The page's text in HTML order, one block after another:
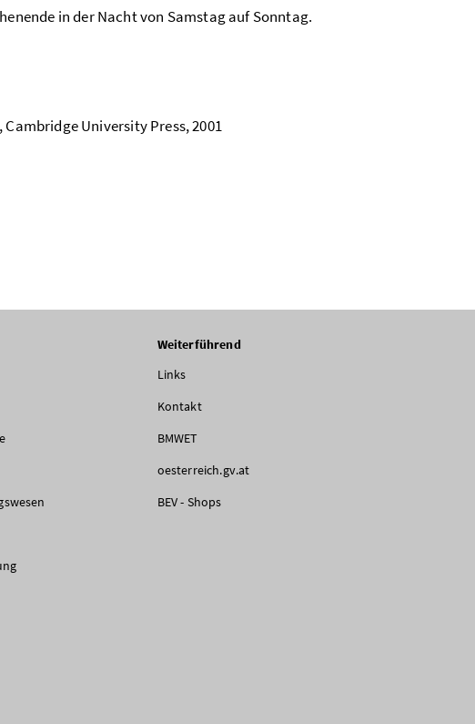
in der Nacht von Samstag auf Sonntag.
University Press, 2001
Weiterführend
Links
Kontakt
BMWET
oesterreich.gv.at
BEV - Shops